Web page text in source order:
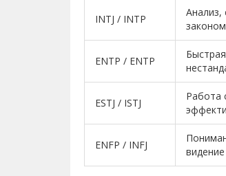
INTJ / INTP
Анализ,
ENTP / ENTP
ESTJ / ISTJ
Работа
ENFP / INFJ